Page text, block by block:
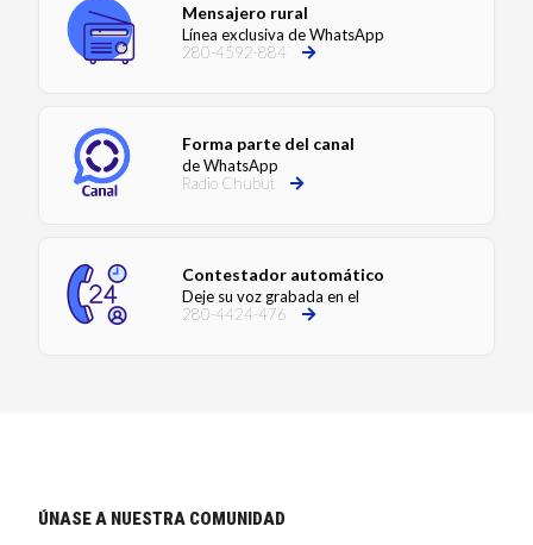
Mensajero rural
Línea exclusiva de WhatsApp
280-4592-884
Forma parte del canal
de WhatsApp
Radio Chubut
Contestador automático
Deje su voz grabada en el
280-4424-476
ÚNASE A NUESTRA COMUNIDAD